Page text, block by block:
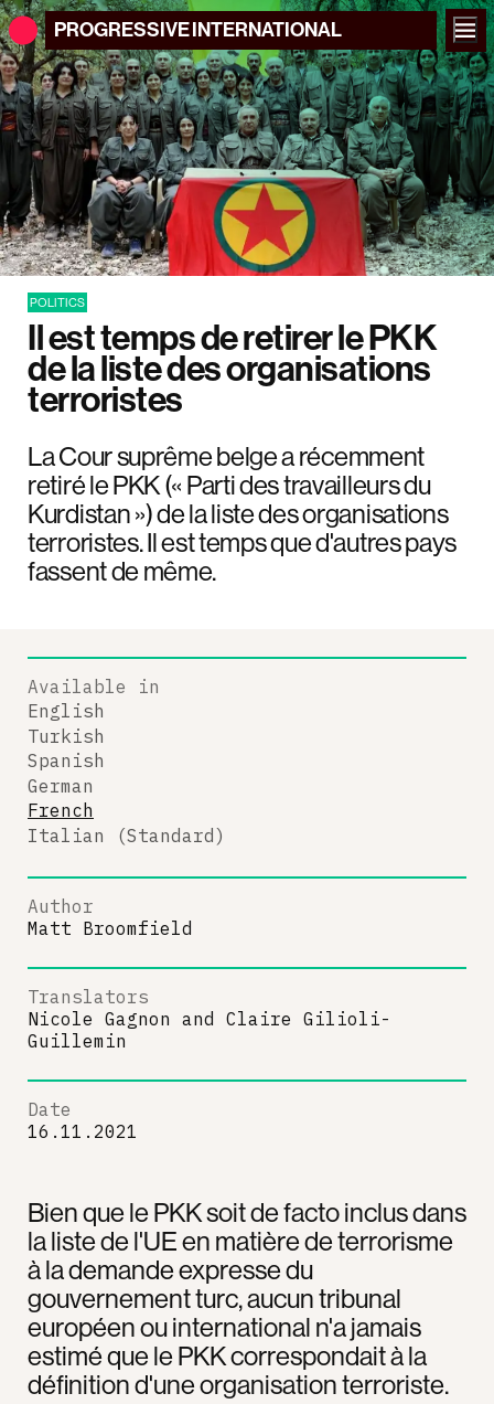
PROGRESSIVEINTERNATIONAL
POLITICS
Il est temps de retirer le PKK
de la liste des organisations
terroristes
La Cour suprême belge a récemment
retiré le PKK (« Parti des travailleurs du
Kurdistan ») de la liste des organisations
terroristes. Il est temps que d'autres pays
fassent de même.
Bien que le PKK soit de facto inclus dans
la liste de l'UE en matière de terrorisme
à la demande expresse du
gouvernement turc, aucun tribunal
européen ou international n'a jamais
estimé que le PKK correspondait à la
définition d'une organisation terroriste.
Available in
English
Turkish
Spanish
German
French
Italian (Standard)
Author
Matt Broomfield
Translators
Nicole Gagnon and Claire Gilioli-
Guillemin
Date
16.11.2021